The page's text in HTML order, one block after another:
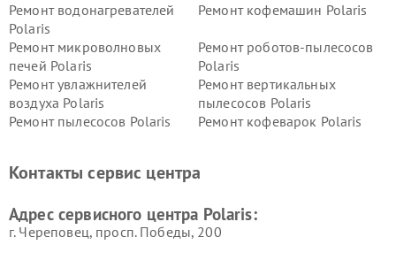
Ремонт водонагревателей
Polaris
Ремонт кофемашин Polaris
Ремонт микроволновых
печей Polaris
Ремонт роботов-пылесосов
Polaris
Ремонт увлажнителей
воздуха Polaris
Ремонт вертикальных
пылесосов Polaris
Ремонт пылесосов Polaris
Ремонт кофеварок Polaris
Контакты сервис центра
Адрес сервисного центра Polaris:
г. Череповец, просп. Победы, 200